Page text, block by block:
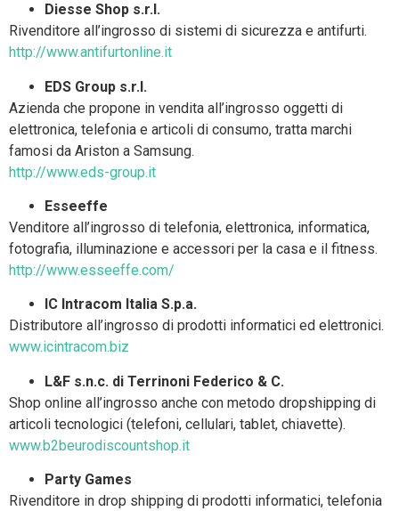
Diesse Shop s.r.l.
Rivenditore all’ingrosso di sistemi di sicurezza e antifurti.
http://www.antifurtonline.it
EDS Group s.r.l.
Azienda che propone in vendita all’ingrosso oggetti di
elettronica, telefonia e articoli di consumo, tratta marchi
famosi da Ariston a Samsung.
http://www.eds-group.it
Esseeffe
Venditore all’ingrosso di telefonia, elettronica, informatica,
fotografia, illuminazione e accessori per la casa e il fitness.
http://www.esseeffe.com/
IC Intracom Italia S.p.a.
Distributore all’ingrosso di prodotti informatici ed elettronici.
www.icintracom.biz
L&F s.n.c. di Terrinoni Federico & C.
Shop online all’ingrosso anche con metodo dropshipping di
articoli tecnologici (telefoni, cellulari, tablet, chiavette).
www.b2beurodiscountshop.it
Party Games
Rivenditore in drop shipping di prodotti informatici, telefonia